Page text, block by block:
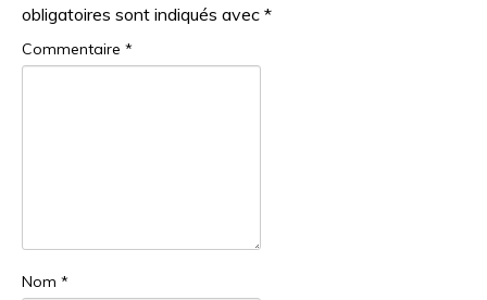
obligatoires sont indiqués avec *
Commentaire *
Nom *